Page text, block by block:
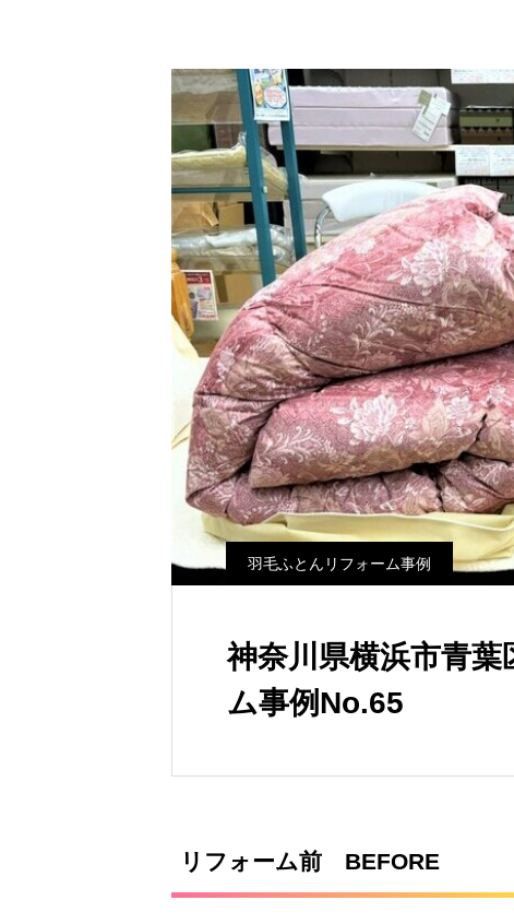
羽毛ふとんリフォーム事例
神奈川県横浜市青
ム事例No.65
リフォーム前 BEFORE